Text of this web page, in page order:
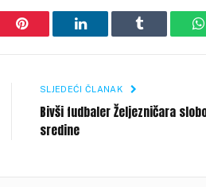
Pinterest LinkedIn Tumblr
SLJEDEĆI ČLANAK
Bivši fudbaler Željezničara
sredine